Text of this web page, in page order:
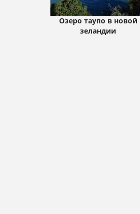
Озеро таупо в новой
зеландии